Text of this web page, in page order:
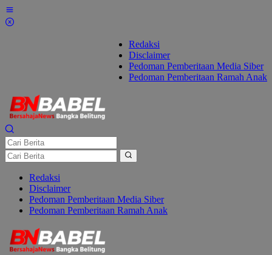
Lewati
ke
Redaksi
Disclaimer
Pedoman Pemberitaan Media Siber
Pedoman Pemberitaan Ramah Anak
Redaksi
Disclaimer
Pedoman Pemberitaan Media Siber
Pedoman Pemberitaan Ramah Anak